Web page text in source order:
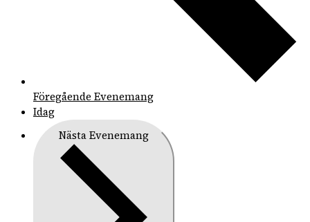
Föregående Evenemang
Idag
NästaEvenemang